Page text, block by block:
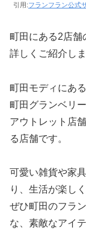
引用:フランフラン公式
町田にある2店舗
詳しくご紹介しま
町田モディにあ
町田グランベリ
アウトレット店
る店舗です。
可愛い雑貨や家
り、生活が楽し
ぜひ町田のフラ
な、素敵なアイ